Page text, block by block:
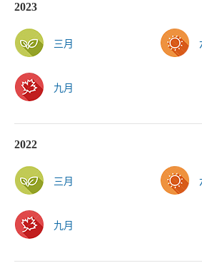
2023
三月
九月
2022
三月
九月